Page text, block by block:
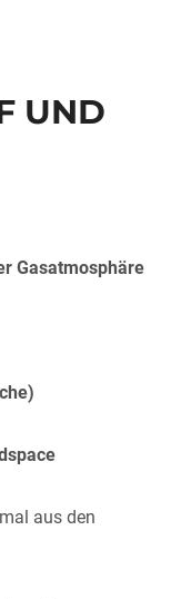
UND
Gasatmosphäre
aus den